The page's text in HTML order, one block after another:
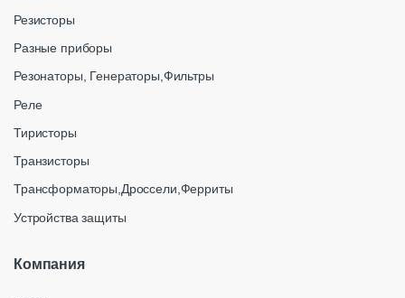
Резисторы
Разные приборы
Резонаторы, Генераторы,Фильтры
Реле
Тиристоры
Транзисторы
Трансформаторы,Дроссели,Ферриты
Устройства защиты
Компания